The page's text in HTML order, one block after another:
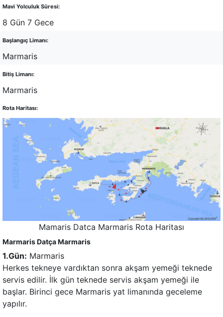
Mavi Yolculuk Süresi:
8 Gün 7 Gece
Başlangıç Limanı:
Marmaris
Bitiş Limanı:
Marmaris
Rota Haritası:
Mamaris Datca Marmaris Rota Haritası
Marmaris Datça Marmaris
1.Gün: Marmaris
Herkes tekneye vardıktan sonra akşam yemeği teknede
servis edilir. İlk gün teknede servis akşam yemeği ile
başlar. Birinci gece Marmaris yat limanında geceleme
yapılır.